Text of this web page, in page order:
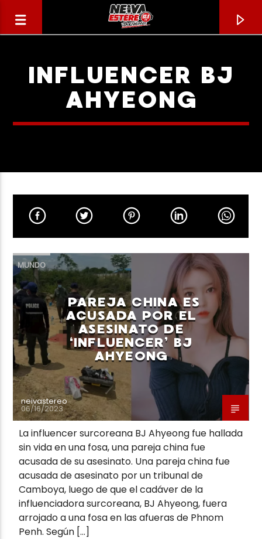
CANCIÓN ACTUAL
TÍTULO
ARTISTA
Neiva Estereo
INFLUENCER BJ
AHYEONG
MUNDO
PAREJA CHINA ES
ACUSADA POR EL
ASESINATO DE
‘INFLUENCER’ BJ
AHYEONG
neivastereo
06/16/2023
La influencer surcoreana BJ Ahyeong fue hallada
sin vida en una fosa, una pareja china fue
acusada de su asesinato. Una pareja china fue
acusada de asesinato por un tribunal de
Camboya, luego de que el cadáver de la
influenciadora surcoreana, BJ Ahyeong, fuera
arrojado a una fosa en las afueras de Phnom
Penh. Según […]